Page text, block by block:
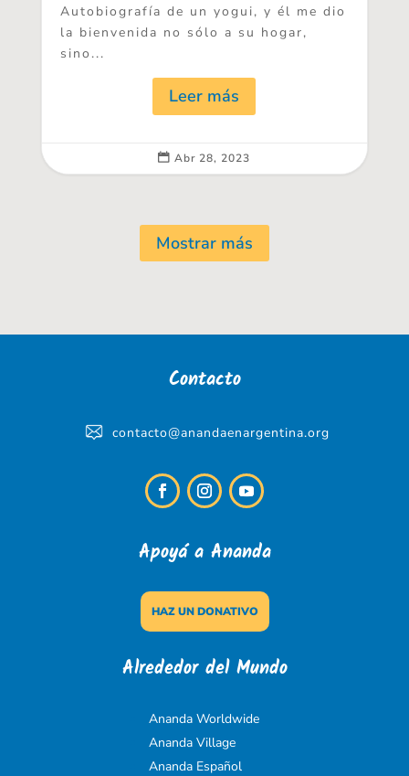
Autobiografía de un yogui, y él me dio
la bienvenida no sólo a su hogar,
sino...
Leer más
 Abr 28, 2023
Mostrar más
Contacto
contacto@anandaenargentina.org
Apoyá a Ananda
HAZ UN DONATIVO
Alrededor del Mundo
Ananda Worldwide
Ananda Village
Ananda Español